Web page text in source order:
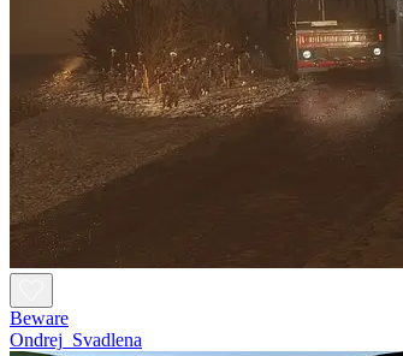
Beware
Ondrej_Svadlena